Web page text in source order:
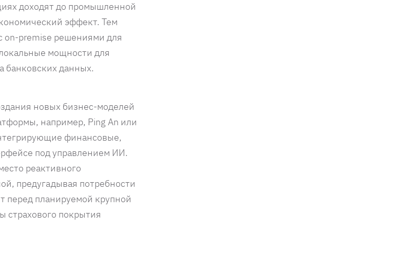
доходят до промышленной
эффект. Тем
on-premise решениями для
мощности для
банковских данных.
новых бизнес-моделей
например, Ping An или
финансовые,
под управлением ИИ.
реактивного
предугадывая потребности
перед планируемой крупной
страхового покрытия